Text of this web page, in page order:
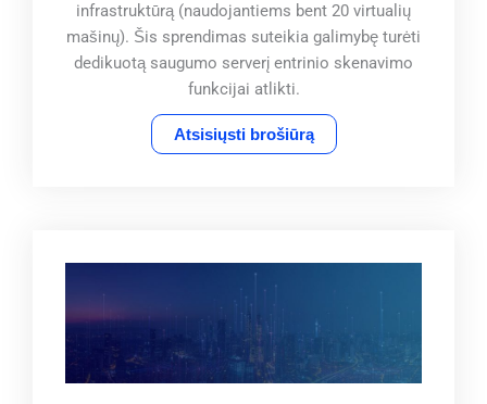
infrastruktūrą (naudojantiems bent 20 virtualių
mašinų). Šis sprendimas suteikia galimybę turėti
dedikuotą saugumo serverį entrinio skenavimo
funkcijai atlikti.
Atsisiųsti brošiūrą